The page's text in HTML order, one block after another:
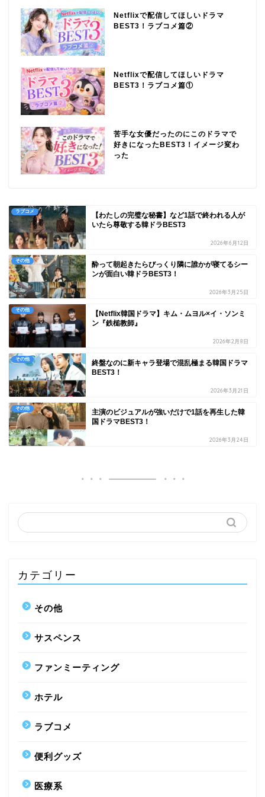
Netflixで配信してほしいドラマ
BEST3！ラブコメ篇②
Netflixで配信してほしいドラマ
BEST3！ラブコメ篇①
苦手な女優だったのにこのドラマで
好きになったBEST3！イメージ変わ
った
ラブコメ
【わたしの完璧な秘書】など1話で終われる人が
いたら尊敬する韓ドラBEST3
2026年6月12日
その他
酔って朝起きたらびっくり隣に誰かが寝てるシー
ンが面白い韓ドラBEST3！
2026年3月25日
その他
【Netflix韓国ドラマ】キム・ムヨル×イ・ソンミ
ン『鉄槌教師』
2026年2月8日
その他
終盤なのに新キャラ登場で混乱極まる韓国ドラマ
BEST3！
2026年3月21日
その他
主演のビジュアルが強いだけで1話を再生した韓
国ドラマBEST3！
2026年3月24日
カテゴリー
その他
サスペンス
ファンミーティング
ホテル
ラブコメ
便利グッズ
医療系